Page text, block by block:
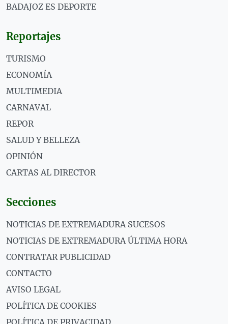
BADAJOZ ES DEPORTE
Reportajes
TURISMO
ECONOMÍA
MULTIMEDIA
CARNAVAL
REPOR
SALUD Y BELLEZA
OPINIÓN
CARTAS AL DIRECTOR
Secciones
NOTICIAS DE EXTREMADURA SUCESOS
NOTICIAS DE EXTREMADURA ÚLTIMA HORA
CONTRATAR PUBLICIDAD
CONTACTO
AVISO LEGAL
POLÍTICA DE COOKIES
POLÍTICA DE PRIVACIDAD